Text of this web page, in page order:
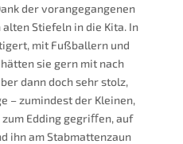
der vorangegangenen
Stiefeln in die Kita. In
mit Fußballern und
sie gern mit nach
dann doch sehr stolz,
– zumindest der Kleinen,
Edding gegriﬀen, auf
ihn am Stabmattenzaun